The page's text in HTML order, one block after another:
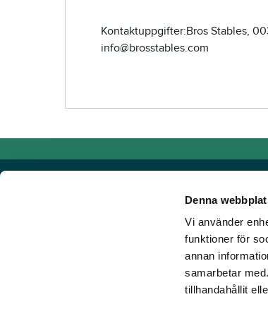
Denna
Vi använder
funktioner för
annan
samarbetar
tillhandahållit
Kontaktuppgifter:Bros Stables,
info@brosstables.com
Powered by TR Media
Hos TR Media finns Sveriges främsta
Sedan starten 1932, då tidningen Travronden